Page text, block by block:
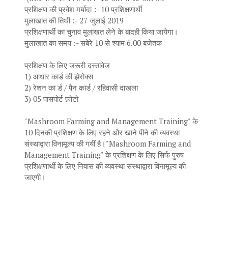
प्रशिक्षण की प्रवेश मर्यादा :- 10 प्रशिक्षणार्थी
मुलाखात की तिथी :- 27 जुलाई 2019
प्रशिक्षणार्थी का चुनाव मुलाखत लेने के बादही किया जायेगा।
मुलाखात का समय :- सबेरे 10 से श्याम 6.00 बजेतक
प्रशिक्षण के लिए जरूरी दस्तावेज
1) आधार कार्ड की झेरोक्स
2) रेशन का र्ड / पैन कार्ड / रहिवासी दाखला
3) 05 पासपोर्ट फ़ोटो
"Mashroom Farming and Management Training" के
10 दिनकी प्रशिक्षण के लिए रहने और खाने पीने की व्यवस्था
संस्थाद्वारा विनामूल्य की गयीं है।"Mashroom Farming and
Management Training" के प्रशिक्षण के लिए सिर्फ पुरुष
प्रशिक्षणार्थी के लिए निवास की व्यवस्था संस्थाद्वारा विनामूल्य की
जाएगी।